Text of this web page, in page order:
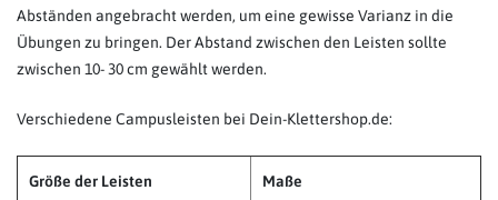
Abständen angebracht werden, um eine gewisse Varianz in die
Übungen zu bringen. Der Abstand zwischen den Leisten sollte
zwischen 10- 30 cm gewählt werden.
Verschiedene Campusleisten bei Dein-Klettershop.de:
Größe der Leisten Maße